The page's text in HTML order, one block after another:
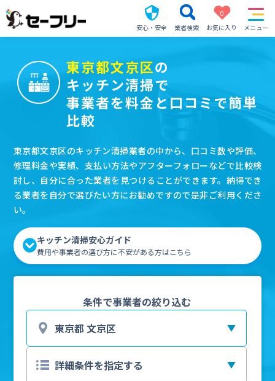
安心・安全 業者検索
0
お気に入り
メニュー
東京都文京区の
キッチン清掃で
事業者を料金と口コミで簡単
比較
東京都文京区のキッチン清掃業者の中から、口コミ数や評価、
修理料金や実績、支払い方法やアフターフォローなどで比較検
討し、自分に合った業者を見つけることができます。納得でき
る業者を自分で選びたい方にお勧めですので是非ご利用くださ
い。
キッチン清掃安心ガイド
費用や事業者の選び方に不安がある方はこちら
条件で事業者の絞り込む